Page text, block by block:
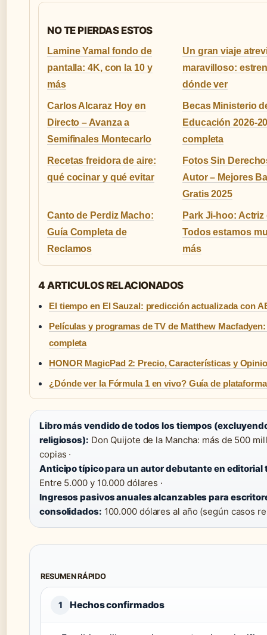
NO TE PIERDAS ESTOS
Lamine Yamal fondo de
pantalla: 4K, con la 10 y
más
Un gran viaje
maravilloso:
dónde ver
Carlos Alcaraz Hoy en
Directo – Avanza a
Semifinales Montecarlo
Becas Ministerio
Educación 2026-
completa
Recetas freidora de aire:
qué cocinar y qué evitar
Fotos Sin
Autor – Mejores
Gratis 2025
Canto de Perdiz Macho:
Guía Completa de
Reclamos
Park Ji-hoo: Actriz
Todos estamos
más
4 ARTICULOS RELACIONADOS
El tiempo en El Sauzal: predicción actualizada con
Películas y programas de TV de Matthew
completa
HONOR MagicPad 2: Precio, Características y
¿Dónde ver la Fórmula 1 en vivo? Guía de
Libro más vendido de todos los tiempos
religiosos): Don Quijote de la Mancha: más de 500
copias ·
Anticipo típico para un autor debutante en editorial
Entre 5.000 y 10.000 dólares ·
Ingresos pasivos anuales alcanzables para
consolidados: 100.000 dólares al año (según casos
RESUMEN RÁPIDO
1 Hechos confirmados